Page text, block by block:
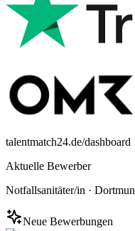
talentmatch24.de/dashboard
Aktuelle Bewerber
Notfallsanitäter/in ·
Neue Bewerbungen